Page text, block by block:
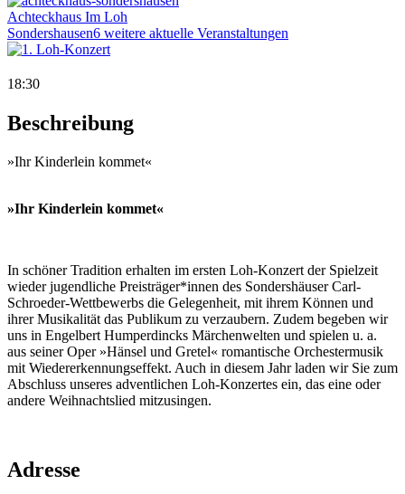
Achteckhaus Im Loh
Sondershausen6 weitere aktuelle Veranstaltungen
18:30
Beschreibung
»Ihr Kinderlein kommet«
»Ihr Kinderlein kommet«
In schöner Tradition erhalten im ersten Loh-Konzert der Spielzeit
wieder jugendliche Preisträger*innen des Sondershäuser Carl-
Schroeder-Wettbewerbs die Gelegenheit, mit ihrem Können und
ihrer Musikalität das Publikum zu verzaubern. Zudem begeben wir
uns in Engelbert Humperdincks Märchenwelten und spielen u. a.
aus seiner Oper »Hänsel und Gretel« romantische Orchestermusik
mit Wiedererkennungseffekt. Auch in diesem Jahr laden wir Sie zum
Abschluss unseres adventlichen Loh-Konzertes ein, das eine oder
andere Weihnachtslied mitzusingen.
Adresse